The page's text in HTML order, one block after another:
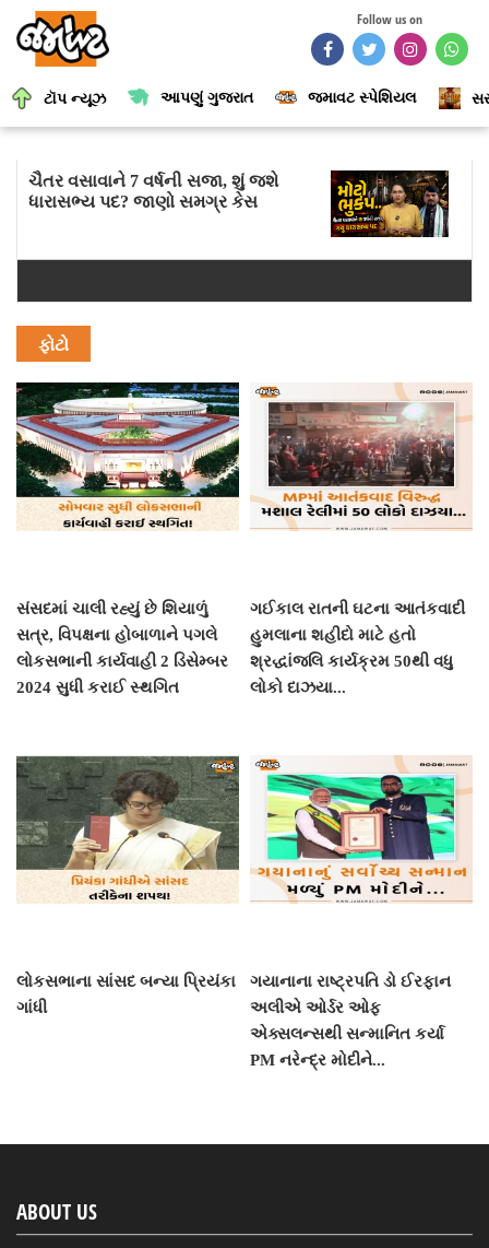
Follow us on
ટૉપ ન્યૂઝ આપણું ગુજરાત જમાવટ સ્પેશિયલ
ચૈતર વસાવાને 7 વર્ષની સજા, શું જશે
ધારાસભ્ય પદ? જાણો સમગ્ર કેસ
ફોટો
સંસદમાં ચાલી રહ્યું છે શિયાળું
સત્ર, વિપક્ષના હોબાળાને પગલે
લોકસભાની કાર્યવાહી 2 ડિસેમ્બર
2024 સુધી કરાઈ સ્થગિત
ગઈકાલ રાતની ઘટના આતંકવાદી
હુમલાના શહીદો માટે હતો
શ્રદ્ધાંજલિ કાર્યક્રમ 50થી વધુ
લોકો દાઝયા...
લોકસભાના સાંસદ બન્યા પ્રિયંકા
ગાંધી
ગયાનાના રાષ્ટ્રપતિ ડો ઈરફાન
અલીએ ઓર્ડર ઓફ
એક્સલન્સથી સન્માનિત કર્યા
PM નરેન્દ્ર મોદીને...
ABOUT US